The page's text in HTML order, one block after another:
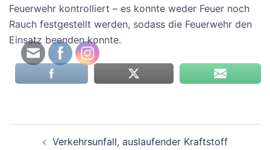
Feuerwehr kontrolliert – es konnte weder Feuer noch
Rauch festgestellt werden, sodass die Feuerwehr den
Einsatz beenden konnte.
Verkehrsunfall, auslaufender Kraftstoff